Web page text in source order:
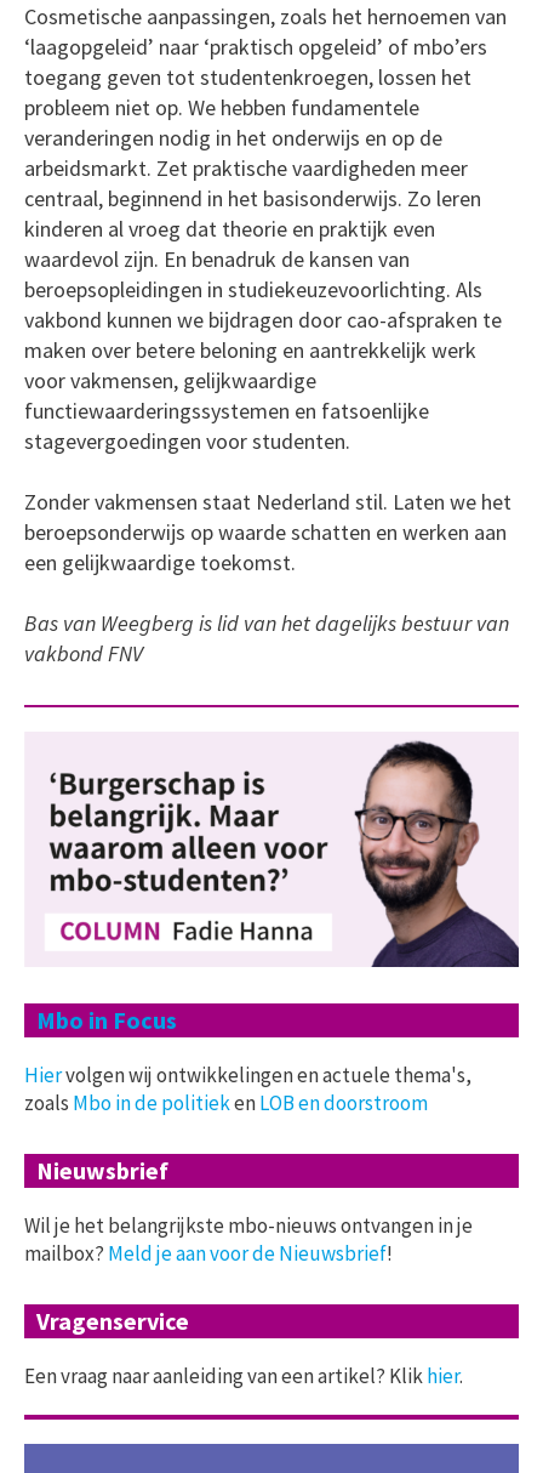
Cosmetische aanpassingen, zoals het hernoemen van
‘laagopgeleid’ naar ‘praktisch opgeleid’ of mbo’ers
toegang geven tot studentenkroegen, lossen het
probleem niet op. We hebben fundamentele
veranderingen nodig in het onderwijs en op de
arbeidsmarkt. Zet praktische vaardigheden meer
centraal, beginnend in het basisonderwijs. Zo leren
kinderen al vroeg dat theorie en praktijk even
waardevol zijn. En benadruk de kansen van
beroepsopleidingen in studiekeuzevoorlichting. Als
vakbond kunnen we bijdragen door cao-afspraken te
maken over betere beloning en aantrekkelijk werk
voor vakmensen, gelijkwaardige
functiewaarderingssystemen en fatsoenlijke
stagevergoedingen voor studenten.
Zonder vakmensen staat Nederland stil. Laten we het
beroepsonderwijs op waarde schatten en werken aan
een gelijkwaardige toekomst.
Bas van Weegberg is lid van het dagelijks bestuur van
vakbond FNV
Mbo in Focus
Hiervolgen wij ontwikkelingen en actuele thema's,
zoals Mbo in de politiekenLOB en doorstroom
Nieuwsbrief
Wil je het belangrijkste mbo-nieuws ontvangen in je
mailbox? Meld je aan voor de Nieuwsbrief!
Vragenservice
Een vraag naar aanleiding van een artikel? Klikhier.